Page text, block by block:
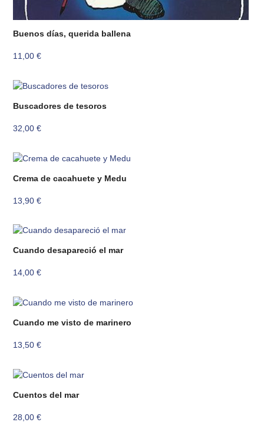
Buenos días, querida ballena
11,00€
Buscadores de tesoros
32,00€
Crema de cacahuete y Medu
13,90€
Cuando desapareció el mar
14,00€
Cuando me visto de marinero
13,50€
Cuentos del mar
28,00€